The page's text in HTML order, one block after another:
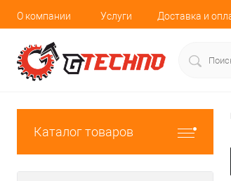
О компании Услуги Доставка и
Каталог товаров